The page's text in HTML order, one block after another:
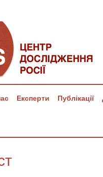
Експерти Публікації